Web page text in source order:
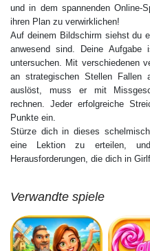
und in dem spannenden Online-
ihren Plan zu verwirklichen!
Auf deinem Bildschirm siehst du
anwesend sind. Deine
untersuchen. Mit verschiedenen
an strategischen Stellen Fallen
auslöst, muss er mit
rechnen. Jeder erfolgreiche
Punkte ein.
Stürze dich in dieses
eine Lektion zu erteilen,
Herausforderungen, die dich in
Verwandte spiele